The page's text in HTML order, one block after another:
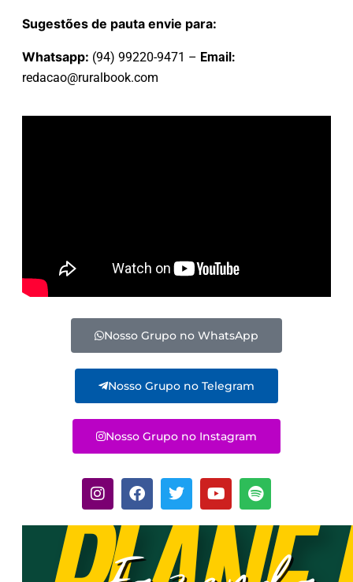
Sugestões de pauta envie para:
Whatsapp: (94) 99220-9471 – Email:
redacao@ruralbook.com
Nosso Grupo no WhatsApp
Nosso Grupo no Telegram
Nosso Grupo no Instagram